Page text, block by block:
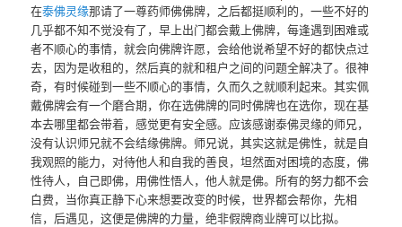
在泰佛灵缘那请了一尊药师佛佛牌，之后都挺顺利的，一些不好的
几乎都不知不觉没有了，早上出门都会戴上佛牌，每逢遇到困难或
者不顺心的事情，就会向佛牌许愿，会给他说希望不好的都快点过
去，因为是收租的，然后真的就和租户之间的问题全解决了。很神
奇，有时候碰到一些不顺心的事情，久而久之就顺利起来。其实佩
戴佛牌会有一个磨合期，你在选佛牌的同时佛牌也在选你，现在基
本去哪里都会带着，感觉更有安全感。应该感谢泰佛灵缘的师兄，
没有认识师兄就不会结缘佛牌。师兄说，其实这就是佛性，就是自
我观照的能力，对待他人和自我的善良，坦然面对困境的态度，佛
性待人，自己即佛，用佛性悟人，他人就是佛。所有的努力都不会
白费，当你真正静下心来想要改变的时候，世界都会帮你，先相
信，后遇见，这便是佛牌的力量，绝非假牌商业牌可以比拟。